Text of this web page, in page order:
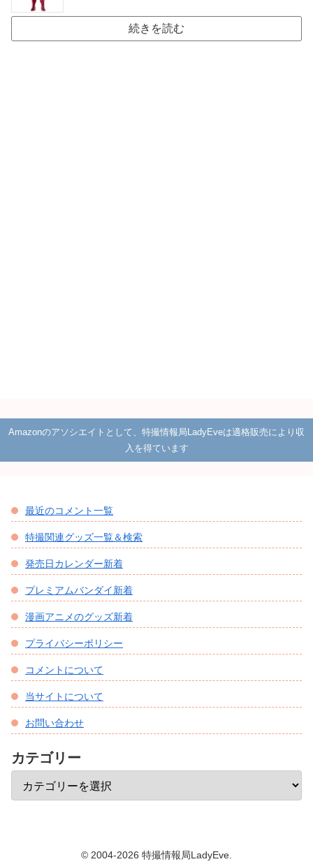
続きを読む
Amazonのアソシエイトとして、特撮情報局LadyEveは適格販売により収
入を得ています
最近のコメント一覧
特撮関連グッズ一覧＆検索
発売日カレンダー新着
プレミアムバンダイ新着
漫画アニメのグッズ新着
プライバシーポリシー
コメントについて
当サイトについて
お問い合わせ
カテゴリー
© 2004-2026 特撮情報局LadyEve.